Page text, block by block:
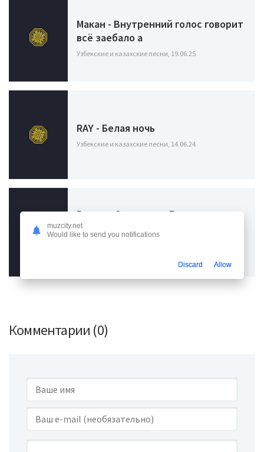
Макан - Внутренний голос говорит
всё заебало а
Узбекские и казахские песни, 19.06.25
RAY - Белая ночь
Узбекские и казахские песни, 14.06.24
Виктор Салтыков - Белая ночь
опустилась как облако
Комментарии (0)
muzcity.net
Would like to send you notifications
Discard Allow